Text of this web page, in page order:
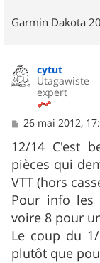
Garmin Dakota
cytut
Utagawiste
expert
M
s
s
a
g
e
26 mai 2012,
12/14 C'est
pièces qui
VTT (hors
Pour info
voire 8 pour
Le coup du
plutôt que